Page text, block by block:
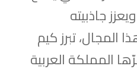
جاذبيته
المجال، تبرز كيم
المملكة العربية